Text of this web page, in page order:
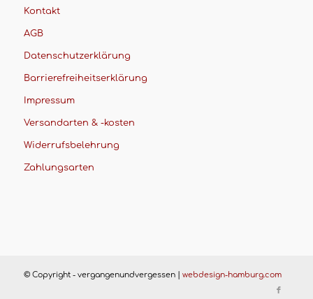
Kontakt
AGB
Datenschutzerklärung
Barrierefreiheitserklärung
Impressum
Versandarten & -kosten
Widerrufsbelehrung
Zahlungsarten
© Copyright - vergangenundvergessen | webdesign-hamburg.com